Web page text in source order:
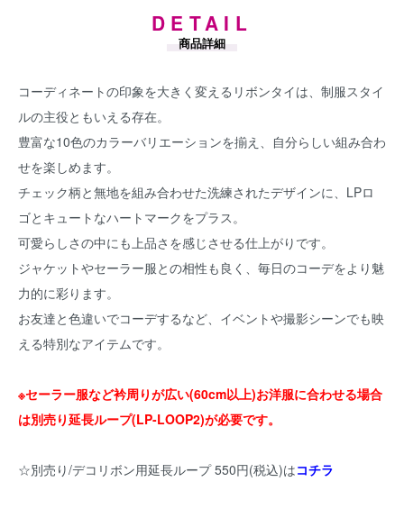
DETAIL
商品詳細
コーディネートの印象を大きく変えるリボンタイは、制服スタイ
ルの主役ともいえる存在。
豊富な10色のカラーバリエーションを揃え、自分らしい組み合わ
せを楽しめます。
チェック柄と無地を組み合わせた洗練されたデザインに、LPロ
ゴとキュートなハートマークをプラス。
可愛らしさの中にも上品さを感じさせる仕上がりです。
ジャケットやセーラー服との相性も良く、毎日のコーデをより魅
力的に彩ります。
お友達と色違いでコーデするなど、イベントや撮影シーンでも映
える特別なアイテムです。
※セーラー服など衿周りが広い(60cm以上)お洋服に合わせる場合
は別売り延長ループ(LP-LOOP2)が必要です。
☆別売り/デコリボン用延長ループ 550円(税込)はコチラ